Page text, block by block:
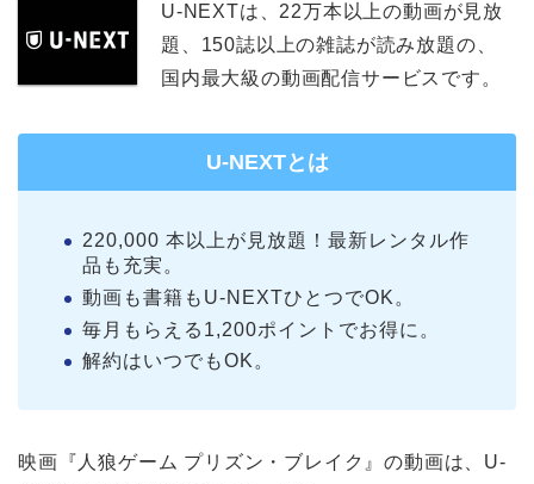
U-NEXTは、22万本以上の動画が見放
題、150誌以上の雑誌が読み放題の、
国内最大級の動画配信サービスです。
U-NEXTとは
220,000 本以上が見放題！最新レンタル作
品も充実。
動画も書籍もU-NEXTひとつでOK。
毎月もらえる1,200ポイントでお得に。
解約はいつでもOK。
映画『人狼ゲーム プリズン・ブレイク』の動画は、U-